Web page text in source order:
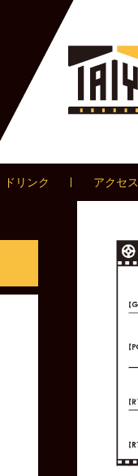
ドリンク アクセス